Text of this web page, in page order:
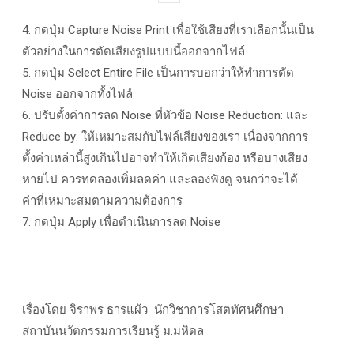
4. กดปุ่ม Capture Noise Print เพื่อใช้เสียงที่เราเลือกนั้นเป็น
ตัวอย่างในการตัดเสียงรูปแบบนี้ออกจากไฟล์
5. กดปุ่ม Select Entire File เป็นการบอกว่าให้ทำการตัด
Noise ออกจากทั้งไฟล์
6. ปรับตั้งค่าการลด Noise ที่หัวข้อ Noise Reduction: และ
Reduce by: ให้เหมาะสมกับไฟล์เสียงของเรา เนื่องจากการ
ตั้งค่าเหล่านี้สูงเกินไปอาจทำให้เกิดเสียงก้อง หรือบางเสียง
หายไป ควรทดลองเพิ่มลดค่า และลองฟังดู จนกว่าจะได้
ค่าที่เหมาะสมตามความต้องการ
7. กดปุ่ม Apply เพื่อดำเนินการลด Noise
เรื่องโดย จิราพร ธารแผ้ว นักวิชาการโสตทัศนศึกษา
สถาบันนวัตกรรมการเรียนรู้ ม.มหิดล